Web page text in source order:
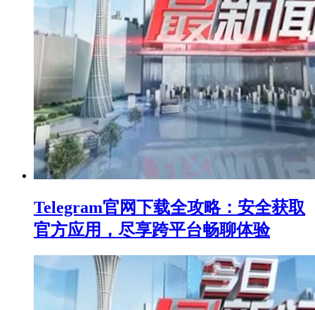
Telegram官网下载全攻略：安全获取
官方应用，尽享跨平台畅聊体验